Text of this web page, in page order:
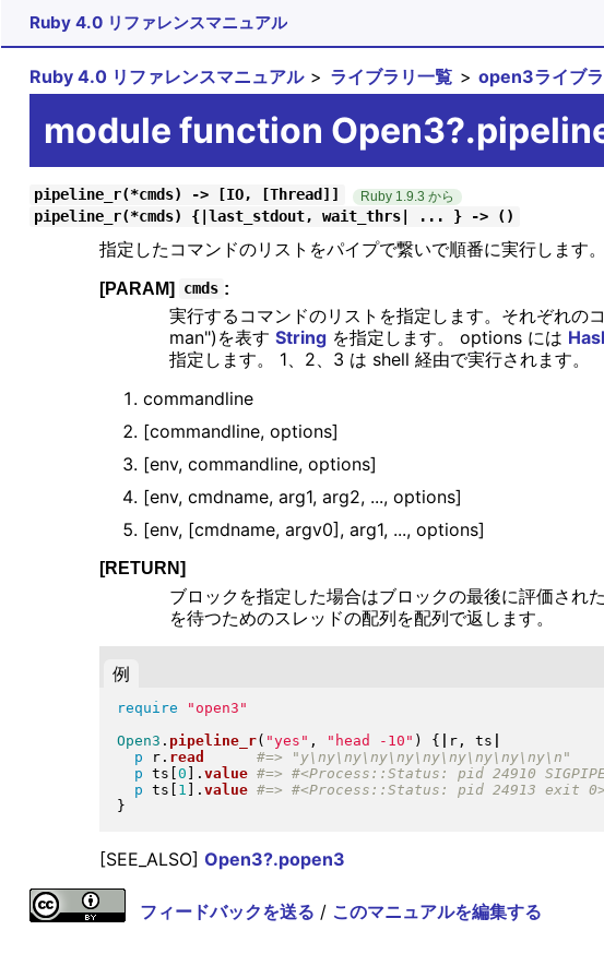
Ruby 4.0 リファレンスマニュアル
Ruby 4.0 リファレンスマニュアル ライブラリ一覧 open3ライブラ
module function
pipeline_r(*cmds) -> [IO, [Thread]] Ruby 1.9.3 から
pipeline_r(*cmds) {|last_stdout, wait_thrs| ... } -> ()
指定したコマンドのリストをパイプで繋いで順番に実行します
[PARAM] cmds :
実行するコマンドのリストを指定します。それぞれの
man")を表す Stringを指定します。 options には
指定します。 1、2、3 は shell 経由で実行されます。
commandline
[commandline, options]
[env, commandline, options]
[env, cmdname, arg1, arg2, ..., options]
[env, [cmdname, argv0], arg1, ..., options]
[RETURN]
ブロックを指定した場合はブロックの最後に評価され
を待つためのスレッドの配列を配列で返します。
例
require " open3 "
Open3 . pipeline_r( "yes " , " head -10 " ) { r, ts
p r. read
p ts 0 . value
p ts 1 . value
}
[SEE_ALSO] Open3?.popen3
フィードバックを送る / このマニュアルを編集する